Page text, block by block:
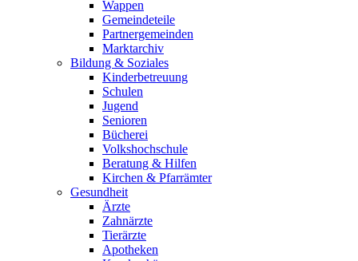
Wappen
Gemeindeteile
Partnergemeinden
Marktarchiv
Bildung & Soziales
Kinderbetreuung
Schulen
Jugend
Senioren
Bücherei
Volkshochschule
Beratung & Hilfen
Kirchen & Pfarrämter
Gesundheit
Ärzte
Zahnärzte
Tierärzte
Apotheken